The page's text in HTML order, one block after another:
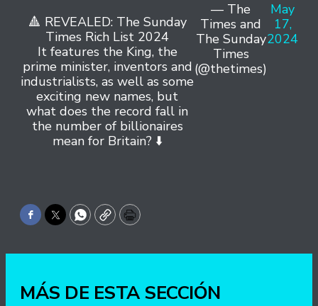
🔺 REVEALED: The Sunday
Times Rich List 2024
It features the King, the
prime minister, inventors and
industrialists, as well as some
exciting new names, but
what does the record fall in
the number of billionaires
mean for Britain? ⬇️
— The
Times and
The Sunday
Times
(@thetimes)
May
17,
2024
Facebook
TwitterWhatsApp
CopyPrint
MÁS DE ESTA SECCIÓN